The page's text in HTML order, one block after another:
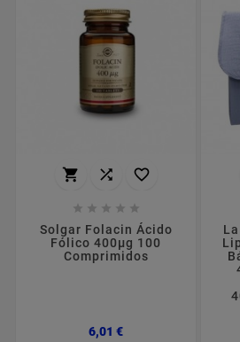
  
    
Solgar Folacin Ácido
Fólico 400µg 100
Comprimidos
6,01 €Preço